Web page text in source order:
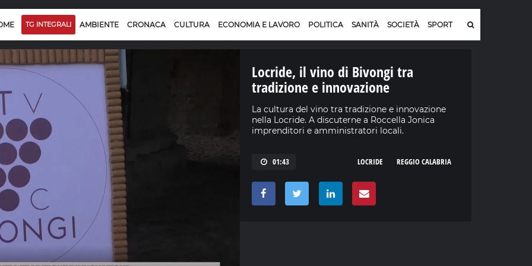
TG INTEGRALI AMBIENTE CRONACA CULTURA ECONOMIA E LAVORO POLITICA SANITÀ SOCIETÀ SPORT
Locride, il vino di Bivongi tra
tradizione e innovazione
La cultura del vino tra tradizione e innovazione
nella Locride. A discuterne a Roccella Jonica
imprenditori e amministratori locali.
01:43 REGGIO CALABRIA
LOCRIDE